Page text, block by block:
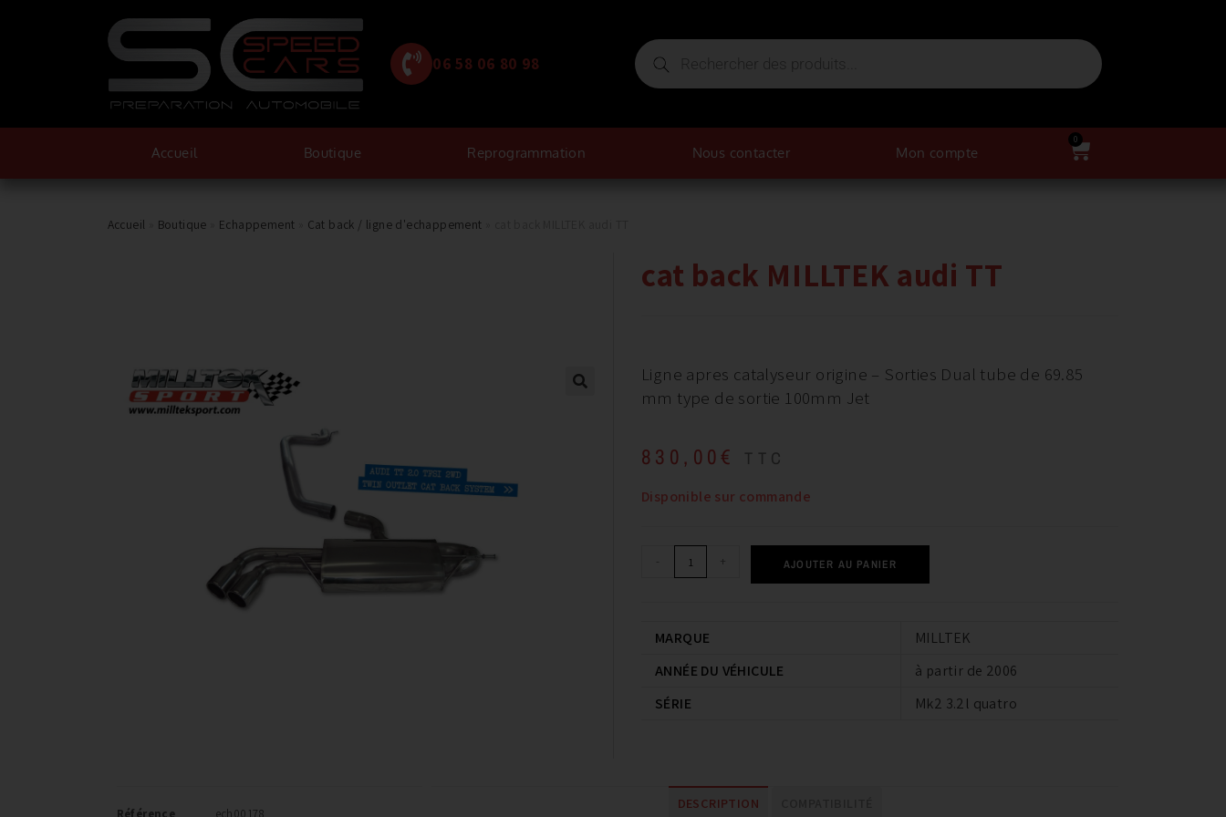
06 58 06 80 98
Accueil Boutique Reprogrammation Nous contacter Mon compte
0
Accueil Boutique Echappement Cat back / ligne d'echappement
cat back MILLTEK audi TT
Ligne apres catalyseur origine – Sorties Dual tube de 69.85
mm type de sortie 100mm Jet
830,00 € TTC
Disponible sur commande
- + AJOUTER AU PANIER
MARQUE
MILLTEK
ANNÉE DU VÉHICULE
à partir de 2006
SÉRIE
Mk2 3.2l quatro
Référence
ech00178
DESCRIPTION